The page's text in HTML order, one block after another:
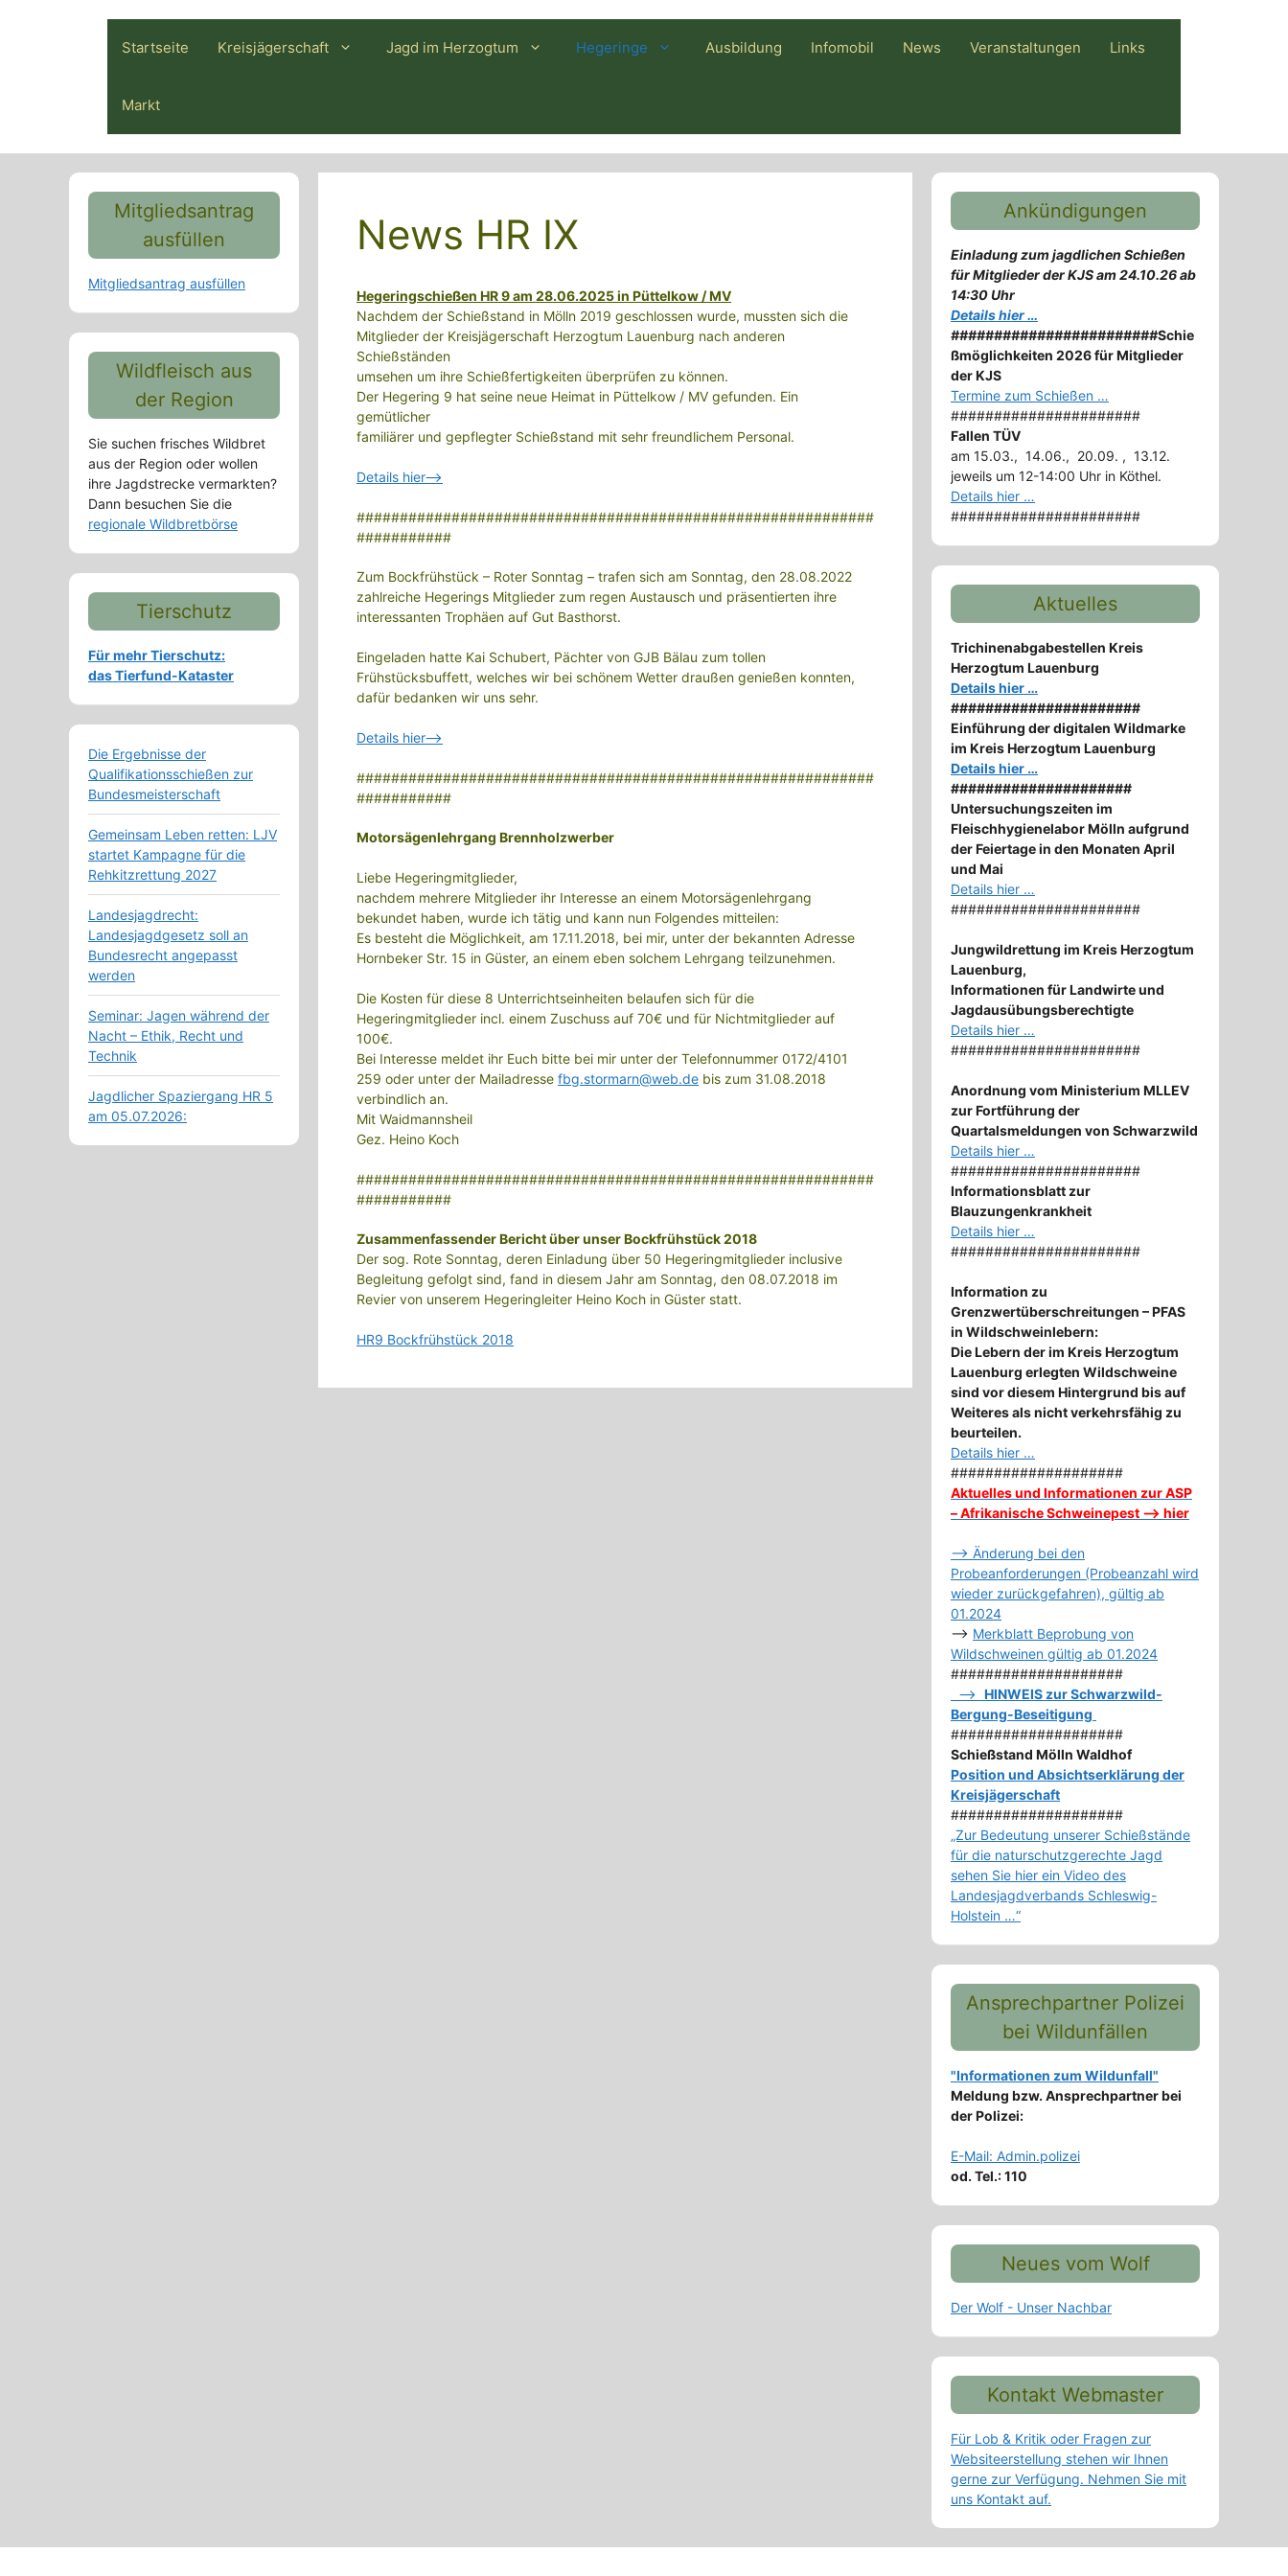
Startseite Kreisjägerschaft Jagd im Herzogtum Hegeringe Ausbildung Infomobil News Veranstaltungen Links
Markt
News HR IX
Hegeringschießen HR 9 am 28.06.2025 in Püttelkow / MV
Nachdem der Schießstand in Mölln 2019 geschlossen wurde, mussten sich die
Mitglieder der Kreisjägerschaft Herzogtum Lauenburg nach anderen
Schießständen
umsehen um ihre Schießfertigkeiten überprüfen zu können.
Der Hegering 9 hat seine neue Heimat in Püttelkow / MV gefunden. Ein
gemütlicher
familiärer und gepflegter Schießstand mit sehr freundlichem Personal.
Details hier–>
############################################################
###########
Zum Bockfrühstück – Roter Sonntag – trafen sich am Sonntag, den 28.08.2022
zahlreiche Hegerings Mitglieder zum regen Austausch und präsentierten ihre
interessanten Trophäen auf Gut Basthorst.
Eingeladen hatte Kai Schubert, Pächter von GJB Bälau zum tollen
Frühstücksbuffett, welches wir bei schönem Wetter draußen genießen konnten,
dafür bedanken wir uns sehr.
Details hier–>
############################################################
###########
Motorsägenlehrgang Brennholzwerber
Liebe Hegeringmitglieder,
nachdem mehrere Mitglieder ihr Interesse an einem Motorsägenlehrgang
bekundet haben, wurde ich tätig und kann nun Folgendes mitteilen:
Es besteht die Möglichkeit, am 17.11.2018, bei mir, unter der bekannten Adresse
Hornbeker Str. 15 in Güster, an einem eben solchem Lehrgang teilzunehmen.
Die Kosten für diese 8 Unterrichtseinheiten belaufen sich für die
Hegeringmitglieder incl. einem Zuschuss auf 70€ und für Nichtmitglieder auf
100€.
Bei Interesse meldet ihr Euch bitte bei mir unter der Telefonnummer 0172/4101
259 oder unter der Mailadresse fbg.stormarn@web.de bis zum 31.08.2018
verbindlich an.
Mit Waidmannsheil
Gez. Heino Koch
############################################################
###########
Zusammenfassender Bericht über unser Bockfrühstück 2018
Der sog. Rote Sonntag, deren Einladung über 50 Hegeringmitglieder inclusive
Begleitung gefolgt sind, fand in diesem Jahr am Sonntag, den 08.07.2018 im
Revier von unserem Hegeringleiter Heino Koch in Güster statt.
HR9 Bockfrühstück 2018
Mitgliedsantrag
ausfüllen
Mitgliedsantrag ausfüllen
Wildfleisch aus
der Region
Sie suchen frisches Wildbret
aus der Region oder wollen
ihre Jagdstrecke vermarkten?
Dann besuchen Sie die
regionale Wildbretbörse
Tierschutz
Für mehr Tierschutz:
das Tierfund-Kataster
Die Ergebnisse der
Qualifikationsschießen zur
Bundesmeisterschaft
Gemeinsam Leben retten: LJV
startet Kampagne für die
Rehkitzrettung 2027
Landesjagdrecht:
Landesjagdgesetz soll an
Bundesrecht angepasst
werden
Seminar: Jagen während der
Nacht – Ethik, Recht und
Technik
Jagdlicher Spaziergang HR 5
am 05.07.2026:
Ankündigungen
Einladung zum jagdlichen Schießen
für Mitglieder der KJS am 24.10.26 ab
14:30 Uhr
Details hier …
########################Schie
ßmöglichkeiten 2026 für Mitglieder
der KJS
Termine zum Schießen …
######################
Fallen TÜV
am 15.03., 14.06., 20.09. , 13.12.
jeweils um 12-14:00 Uhr in Köthel.
Details hier …
######################
Aktuelles
Trichinenabgabestellen Kreis
Herzogtum Lauenburg
Details hier …
######################
Einführung der digitalen Wildmarke
im Kreis Herzogtum Lauenburg
Details hier …
#####################
Untersuchungszeiten im
Fleischhygienelabor Mölln aufgrund
der Feiertage in den Monaten April
und Mai
Details hier …
######################
Jungwildrettung im Kreis Herzogtum
Lauenburg,
Informationen für Landwirte und
Jagdausübungsberechtigte
Details hier …
######################
Anordnung vom Ministerium MLLEV
zur Fortführung der
Quartalsmeldungen von Schwarzwild
Details hier …
######################
Informationsblatt zur
Blauzungenkrankheit
Details hier …
######################
Information zu
Grenzwertüberschreitungen – PFAS
in Wildschweinlebern:
Die Lebern der im Kreis Herzogtum
Lauenburg erlegten Wildschweine
sind vor diesem Hintergrund bis auf
Weiteres als nicht verkehrsfähig zu
beurteilen.
Details hier …
####################
Aktuelles und Informationen zur ASP
– Afrikanische Schweinepest –> hier
–> Änderung bei den
Probeanforderungen (Probeanzahl wird
wieder zurückgefahren), gültig ab
01.2024
–> Merkblatt Beprobung von
Wildschweinen gültig ab 01.2024
####################
–> HINWEIS zur Schwarzwild-
Bergung-Beseitigung
####################
Schießstand Mölln Waldhof
Position und Absichtserklärung der
Kreisjägerschaft
####################
„Zur Bedeutung unserer Schießstände
für die naturschutzgerechte Jagd
sehen Sie hier ein Video des
Landesjagdverbands Schleswig-
Holstein …“
Ansprechpartner Polizei
bei Wildunfällen
"Informationen zum Wildunfall"
Meldung bzw. Ansprechpartner bei
der Polizei:
E-Mail: Admin.polizei
od. Tel.: 110
Neues vom Wolf
Der Wolf - Unser Nachbar
Kontakt Webmaster
Für Lob & Kritik oder Fragen zur
Websiteerstellung stehen wir Ihnen
gerne zur Verfügung. Nehmen Sie mit
uns Kontakt auf.